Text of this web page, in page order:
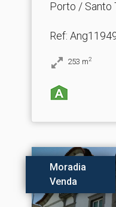
Porto / Santo
Ref:
253 m2
Moradia
Venda